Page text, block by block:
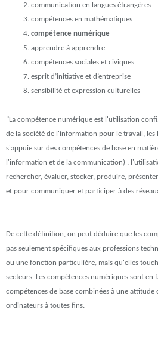
communication en langues étrangères
compétences en mathématiques
compétence numérique
apprendre à apprendre
compétences sociales et civiques
esprit d’initiative et d’entreprise
sensibilité et expression culturelles
"La compétence numérique est l'utilisation
de la société de l'information pour le travail, les
s'appuie sur des compétences de base en
l'information et de la communication) :
rechercher, évaluer, stocker, produire,
et pour communiquer et participer à des
De cette définition, on peut déduire que les
pas seulement spécifiques aux professions
ou une fonction particulière, mais qu'elles
secteurs. Les compétences numériques sont en
compétences de base combinées à une
ordinateurs à toutes fins.